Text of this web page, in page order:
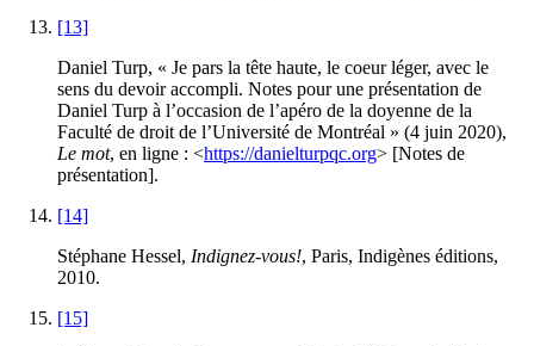
[13]
Daniel Turp, « Je pars la tête haute, le coeur léger, avec le
sens du devoir accompli. Notes pour une présentation de
Daniel Turp à l’occasion de l’apéro de la doyenne de la
Faculté de droit de l’Université de Montréal » (4 juin 2020),
Le mot, en ligne : <https://danielturpqc.org> [Notes de
présentation].
[14]
Stéphane Hessel, Indignez-vous!, Paris, Indigènes éditions,
2010.
[15]